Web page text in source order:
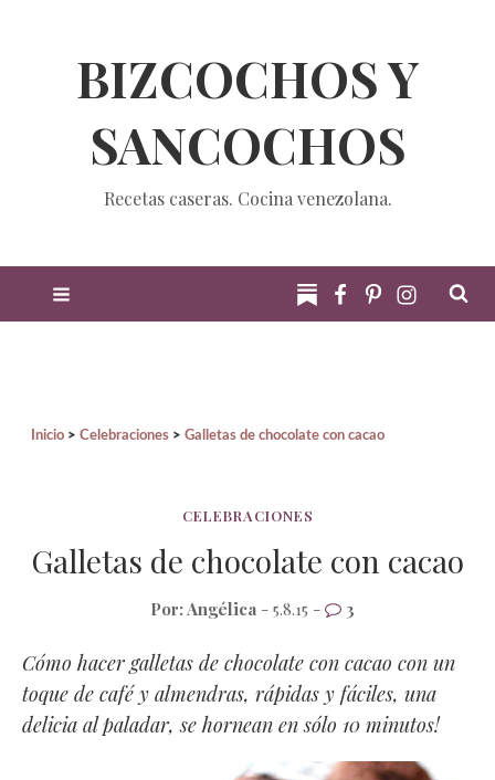
BIZCOCHOS Y
SANCOCHOS
Recetas caseras. Cocina venezolana.
Inicio Celebraciones Galletas de chocolate con cacao
CELEBRACIONES
Galletas de chocolate con cacao
Por:Angélica - 5.8.15 - 3
Cómo hacer galletas de chocolate con cacao con un
toque de café y almendras, rápidas y fáciles, una
delicia al paladar, se hornean en sólo 10 minutos!